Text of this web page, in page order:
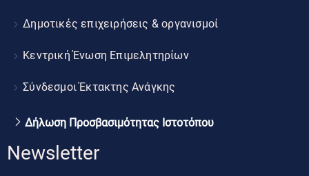
Δημοτικές επιχειρήσεις & οργανισμοί
Κεντρική Ένωση Επιμελητηρίων
Σύνδεσμοι Έκτακτης Ανάγκης
Δήλωση Προσβασιμότητας Ιστοτόπου
Newsletter